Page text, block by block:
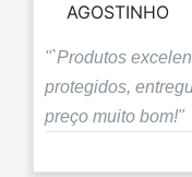
AGOSTINHO
"`Produtos
protegidos,
preço muito bom!"